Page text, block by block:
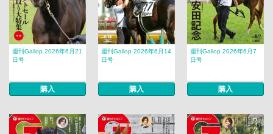
週刊Gallop 2026年6月21
日号
購入
週刊Gallop 2026年6月14
日号
購入
週刊Gallop 2026年6月7
日号
購入